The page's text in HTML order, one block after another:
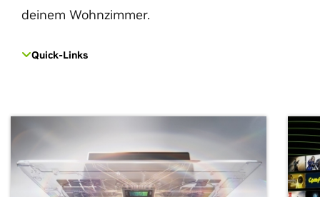
deinem Wohnzimmer.
Quick-Links